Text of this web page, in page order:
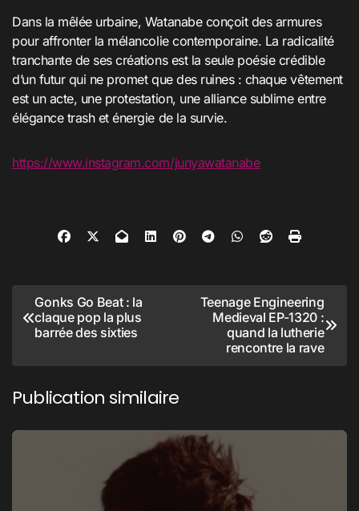
Dans la mêlée urbaine, Watanabe conçoit des armures
pour affronter la mélancolie contemporaine. La radicalité
tranchante de ses créations est la seule poésie crédible
d’un futur qui ne promet que des ruines : chaque vêtement
est un acte, une protestation, une alliance sublime entre
élégance trash et énergie de la survie.
https://www.instagram.com/junyawatanabe
Navigation
de
Gonks Go Beat : la
claque pop la plus
barrée des sixties
Teenage Engineering
Medieval EP-1320 :
quand la lutherie
rencontre la rave
Publication similaire